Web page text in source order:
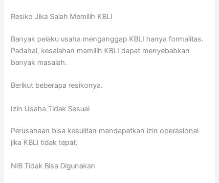
Resiko Jika Salah Memilih KBLI
Banyak pelaku usaha menganggap KBLI hanya formalitas.
Padahal, kesalahan memilih KBLI dapat menyebabkan
banyak masalah.
Berikut beberapa resikonya.
Izin Usaha Tidak Sesuai
Perusahaan bisa kesulitan mendapatkan izin operasional
jika KBLI tidak tepat.
NIB Tidak Bisa Digunakan